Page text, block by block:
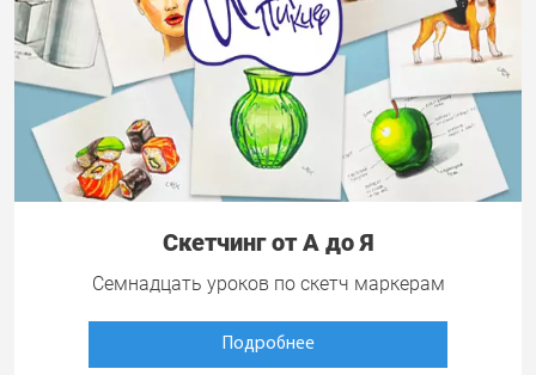
Скетчинг от А до Я
Семнадцать уроков по скетч маркерам
Подробнее